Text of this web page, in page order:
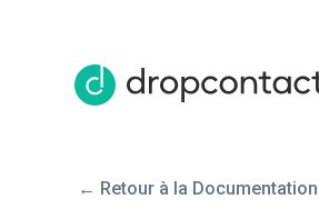
← Retour à la Documentation